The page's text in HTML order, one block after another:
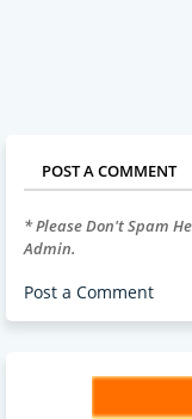
POST A COMMENT
* Please Don't Spam
Admin.
Post a Comment